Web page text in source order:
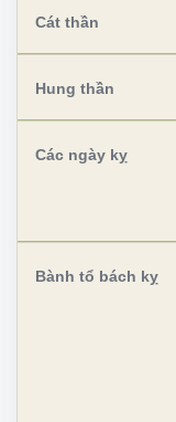
Cát thần
Hung thần
Các ngày kỵ
Bành tổ bách kỵ